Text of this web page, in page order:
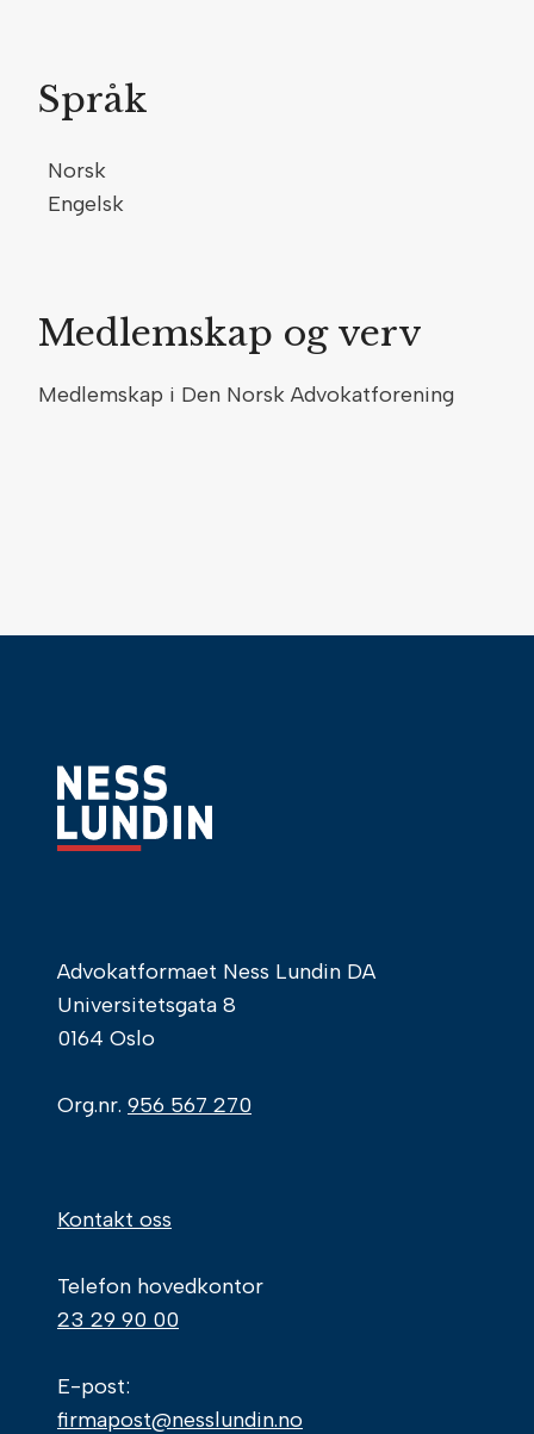
Språk
Norsk
Engelsk
Medlemskap og verv
Medlemskap i Den Norsk Advokatforening
Advokatformaet Ness Lundin DA
Universitetsgata 8
0164 Oslo
Org.nr. 956 567 270
Kontakt oss
Telefon hovedkontor
23 29 90 00
E-post:
firmapost@nesslundin.no